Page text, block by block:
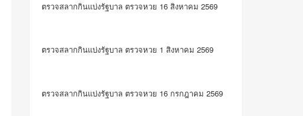
ตรวจสลากกินแบ่งรัฐบาล ตรวจหวย 16 สิงหาคม 2569
ตรวจสลากกินแบ่งรัฐบาล ตรวจหวย 1 สิงหาคม 2569
ตรวจสลากกินแบ่งรัฐบาล ตรวจหวย 16 กรกฎาคม 2569